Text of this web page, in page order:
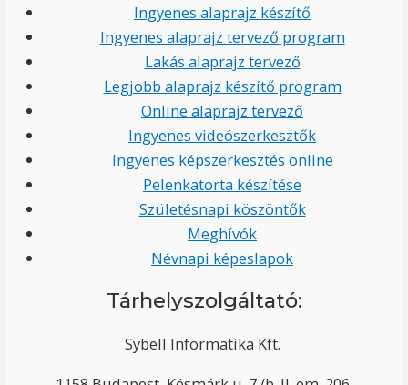
Ingyenes alaprajz készítő
Ingyenes alaprajz tervező program
Lakás alaprajz tervező
Legjobb alaprajz készítő program
Online alaprajz tervező
Ingyenes videószerkesztők
Ingyenes képszerkesztés online
Pelenkatorta készítése
Születésnapi köszöntők
Meghívók
Névnapi képeslapok
Tárhelyszolgáltató:
Sybell Informatika Kft.